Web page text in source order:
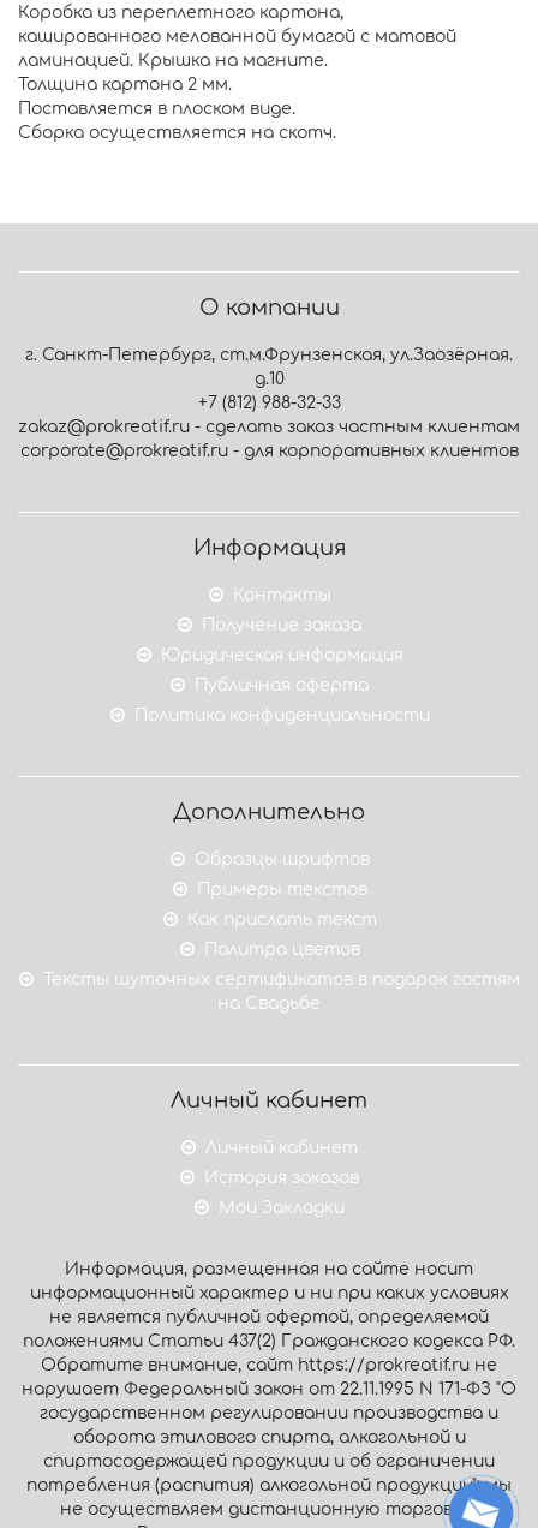
Коробка из переплетного картона,
кашированного мелованной бумагой с матовой
ламинацией. Крышка на магните.
Толщина картона 2 мм.
Поставляется в плоском виде.
Сборка осуществляется на скотч.
О компании
г. Санкт-Петербург, ст.м.Фрунзенская, ул.Заозёрная.
д.10
+7 (812) 988-32-33
zakaz@prokreatif.ru - сделать заказ частным клиентам
corporate@prokreatif.ru - для корпоративных клиентов
Информация
Контакты
Получение заказа
Юридическая информация
Публичная оферта
Политика конфиденциальности
Дополнительно
Образцы шрифтов
Примеры текстов
Как прислать текст
Палитра цветов
Тексты шуточных сертификатов в подарок гостям
на Свадьбе
Личный кабинет
Личный кабинет
История заказов
Мои Закладки
Информация, размещенная на сайте носит
информационный характер и ни при каких условиях
не является публичной офертой, определяемой
положениями Статьи 437(2) Гражданского кодекса РФ.
Обратите внимание, сайт https://prokreatif.ru не
нарушает Федеральный закон от 22.11.1995 N 171-ФЗ "О
государственном регулировании производства и
оборота этилового спирта, алкогольной и
спиртосодержащей продукции и об ограничении
потребления (распития) алкогольной продукции": мы
не осуществляем дистанционную торговлю